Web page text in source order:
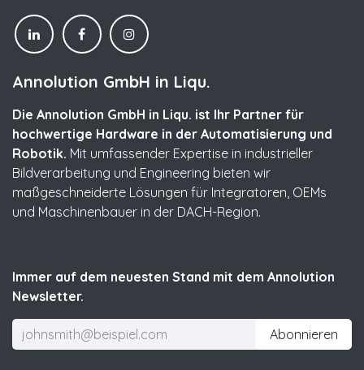
Annolution GmbH in Liqu.
Die Annolution GmbH in Liqu. ist Ihr Partner für
hochwertige Hardware in der Automatisierung und
Robotik. Mit umfassender Expertise in industrieller
Bildverarbeitung und Engineering bieten wir
maßgeschneiderte Lösungen für Integratoren, OEMs
und Maschinenbauer in der DACH-Region.
Immer auf dem neuesten Stand mit dem Annolution
Newsletter.
Abonnieren